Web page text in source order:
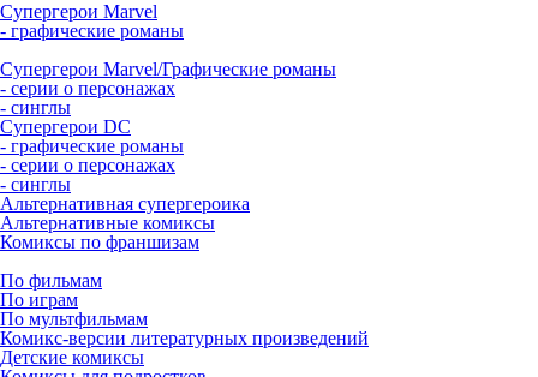
Супергерои Marvel
- графические романы
Супергерои Marvel/Графические романы
- серии о персонажах
- синглы
Супергерои DC
- графические романы
- серии о персонажах
- синглы
Альтернативная супергероика
Альтернативные комиксы
Комиксы по франшизам
По фильмам
По играм
По мультфильмам
Комикс-версии литературных произведений
Детские комиксы